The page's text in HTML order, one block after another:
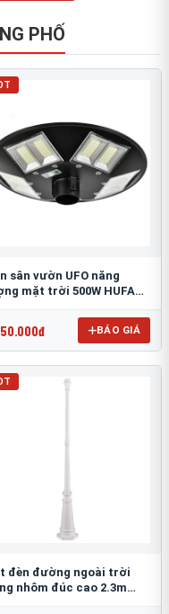
PHỐ
sân vườn UFO năng
mặt trời 500W HUFA
BÁO GIÁ
đèn đường ngoài trời
nhôm đúc cao 2.3m